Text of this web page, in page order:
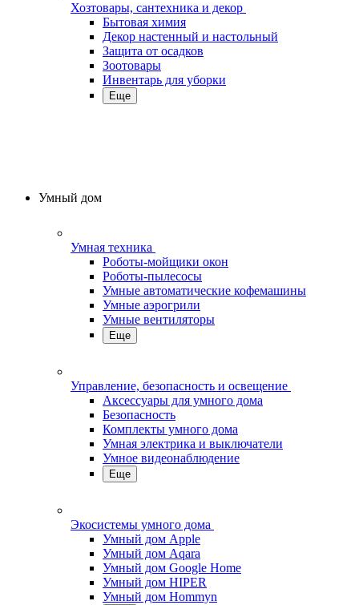
Хозтовары, сантехника и декор
Бытовая химия
Декор настенный и настольный
Защита от осадков
Зоотовары
Инвентарь для уборки
Еще
Умный дом
Умная техника
Роботы-мойщики окон
Роботы-пылесосы
Умные автоматические кофемашины
Умные аэрогрили
Умные вентиляторы
Еще
Управление, безопасность и освещение
Аксессуары для умного дома
Безопасность
Комплекты умного дома
Умная электрика и выключатели
Умное видеонаблюдение
Еще
Экосистемы умного дома
Умный дом Apple
Умный дом Aqara
Умный дом Google Home
Умный дом HIPER
Умный дом Hommyn